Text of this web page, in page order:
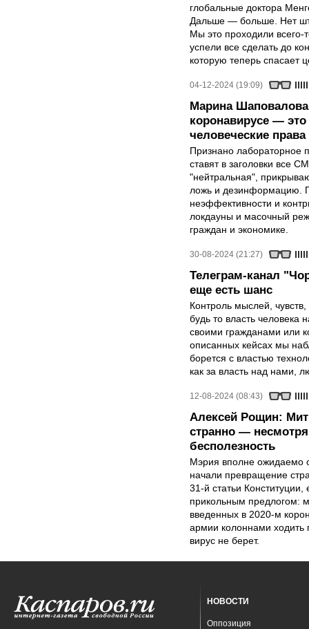
глобальные доктора
Дальше — больше. Нет
Мы это проходили всего-
успели все сделать до
которую теперь
04-12-2024 (19:09)
Марина
коронавирусе — это
человеческие права
Признано лабораторное
ставят в заголовки все
"нейтральная",
ложь и дезинформацию.
неэффективности и
локдауны и масочный
граждан и экономике.
30-08-2024 (21:27)
Телеграм-канал
еще есть шанс
Контроль мыслей,
будь то власть человека
своими гражданами или
описанных кейсах мы
борется с властью
как за власть над нами,
12-08-2024 (08:43)
Алексей Рощин:
странно —
бесполезность
Мэрия вполне ожидаемо
начали превращение
31-й статьи
прикольным предлогом:
введенных в 2020-м
армии колоннами
вирус не берет.
НОВОСТИ
Оппозиция